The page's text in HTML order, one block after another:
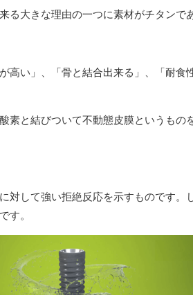
大きな理由の一つに素材がチタンで
高い」、「骨と結合出来る」、「耐食
素と結びついて不動態皮膜というもの
対して強い拒絶反応を示すものです。
す。